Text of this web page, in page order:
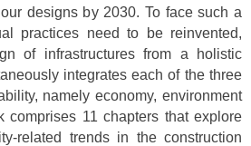
designs by 2030. To face such a
practices need to be reinvented,
of infrastructures from a holistic
integrates each of the three
namely economy, environment
comprises 11 chapters that explore
related trends in the construction